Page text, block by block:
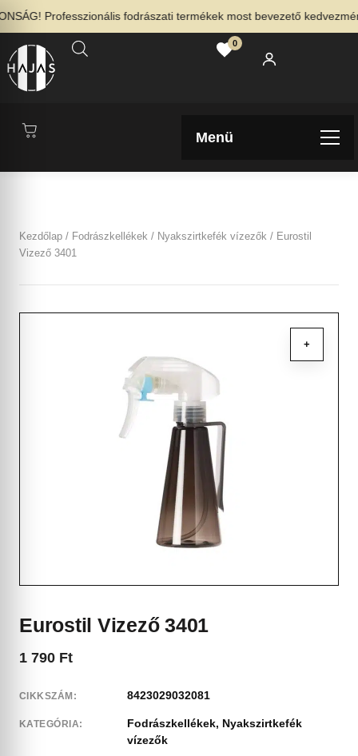
Professzionális fodrászati termékek most bevezető
0
Menü
Kezdőlap / Fodrászkellékek / Nyakszirtkefék vízezők / Eurostil
Vizező 3401
+
Eurostil Vizező 3401
1 790 Ft
CIKKSZÁM: 8423029032081
KATEGÓRIA: Fodrászkellékek, Nyakszirtkefék
vízezők